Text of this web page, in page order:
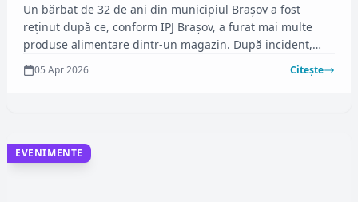
Un bărbat de 32 de ani din municipiul Brașov a fost
reținut după ce, conform IPJ Brașov, a furat mai multe
produse alimentare dintr-un magazin. După incident,
poliția a demarat cercetările pentru a stabili
circumstanțele faptei.
05 Apr 2026 Citește
EVENIMENTE